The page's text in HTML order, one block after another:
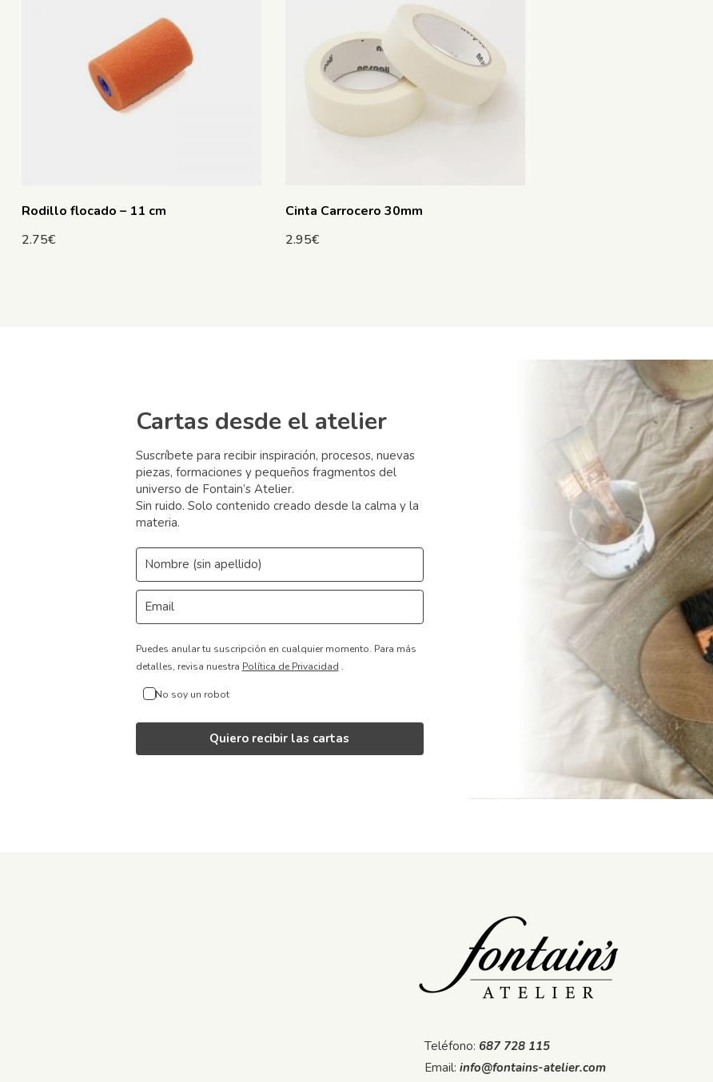
Rodillo flocado – 11 cm
2.75€
Cinta Carrocero 30mm
2.95€
Cartas desde el atelier
Suscríbete para recibir inspiración, procesos, nuevas
piezas, formaciones y pequeños fragmentos del
universo de Fontain’s Atelier.
Sin ruido. Solo contenido creado desde la calma y la
materia.
Puedes anular tu suscripción en cualquier momento. Para más
detalles, revisa nuestra Política de Privacidad .
No soy un robot
Quiero recibir las cartas
Teléfono: 687 728 115
Email: info@fontains-atelier.com